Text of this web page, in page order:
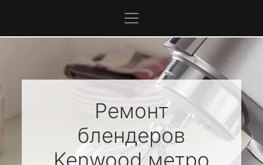
Ремонт
блендеров
Kenwoodметро